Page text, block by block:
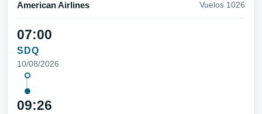
American Airlines Vuelos 1026
07:00
SDQ
10/08/2026
09:26